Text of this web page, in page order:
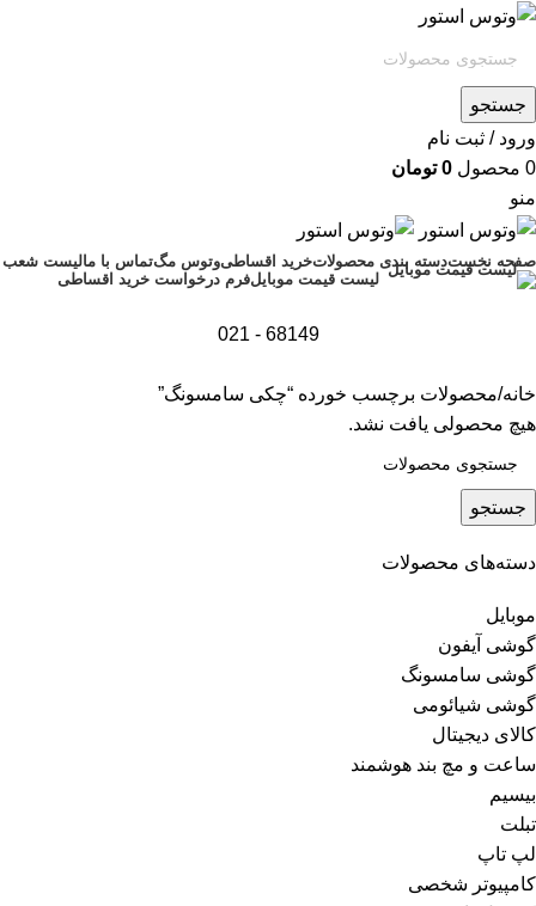
جستجو
ورود / ثبت نام
0 محصول 0 تومان
منو
صفحه نخستدسته بندی محصولاتخرید اقساطیوتوس مگتماس با مالیست شعب
لیست قیمت موبایلفرم درخواست خرید اقساطی
68149 - 021
دسته‌های محصولات
موبایل
گوشی آیفون
گوشی سامسونگ
گوشی شیائومی
کالای دیجیتال
ساعت و مچ بند هوشمند
بیسیم
تبلت
لپ تاپ
کامپیوتر شخصی
خانه محصولات برچسب خورده “چکی سامسونگ”
هیچ محصولی یافت نشد.
جستجو